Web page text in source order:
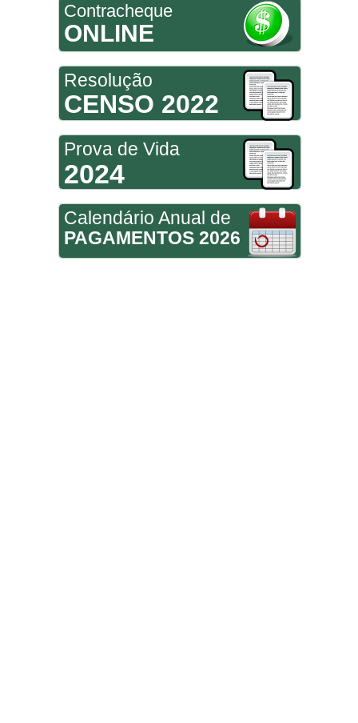
Contracheque
ONLINE
Resolução
CENSO 2022
Prova de Vida
2024
Calendário Anual de
PAGAMENTOS 2026